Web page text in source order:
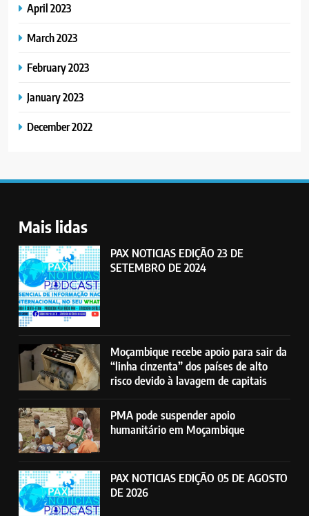
April 2023
March 2023
February 2023
January 2023
December 2022
Mais lidas
PAX NOTICIAS EDIÇÃO 23 DE
SETEMBRO DE 2024
Moçambique recebe apoio para sair da
“linha cinzenta” dos países de alto
risco devido à lavagem de capitais
PMA pode suspender apoio
humanitário em Moçambique
PAX NOTICIAS EDIÇÃO 05 DE AGOSTO
DE 2026